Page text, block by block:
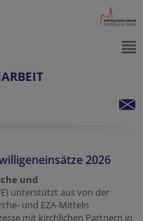
2026
und
unterstützt aus von der
und EZA-Mitteln
mit kirchlichen Partnern in